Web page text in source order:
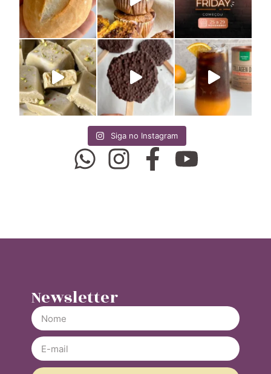
Siga no Instagram
Newsletter